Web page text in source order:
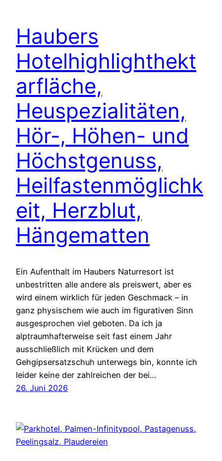
Haubers
Hotelhighlighthekt
arfläche,
Heuspezialitäten,
Hör-, Höhen- und
Höchstgenuss,
Heilfastenmöglichk
eit, Herzblut,
Hängematten
Ein Aufenthalt im Haubers Naturresort ist
unbestritten alle andere als preiswert, aber es
wird einem wirklich für jeden Geschmack – in
ganz physischem wie auch im figurativen Sinn
ausgesprochen viel geboten. Da ich ja
alptraumhafterweise seit fast einem Jahr
ausschließlich mit Krücken und dem
Gehgipsersatzschuh unterwegs bin, konnte ich
leider keine der zahlreichen der bei…
26. Juni 2026